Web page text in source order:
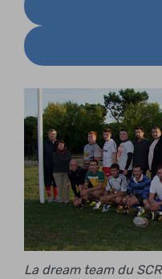
La dream team du SCR